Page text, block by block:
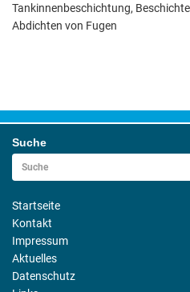
Tankinnenbeschichtung,
Abdichten von Fugen
Suche
Startseite
Kontakt
Impressum
Aktuelles
Datenschutz